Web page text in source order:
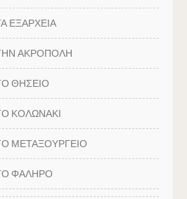
ΕΞΑΡΧΕΙΑ
ΑΚΡΟΠΟΛΗ
ΘΗΣΕΙΟ
ΚΟΛΩΝΑΚΙ
ΜΕΤΑΞΟΥΡΓΕΙΟ
ΦΑΛΗΡΟ